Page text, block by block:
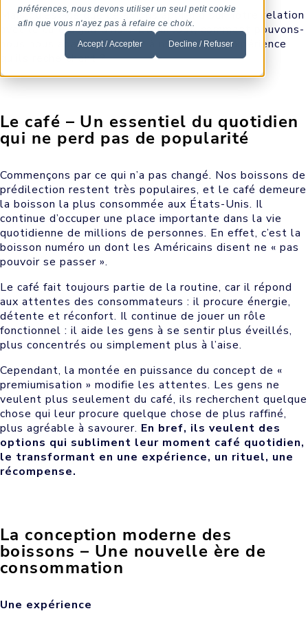
préférences, nous devons utiliser un seul petit cookie
afin que vous n'ayez pas à refaire ce choix.
Accept / Accepter Decline / Refuser
Mais qu’est-ce que cela nous apprend sur notre relation
avec le café aujourd’hui,? Et surtout, comment pouvons-
nous nous adapter et offrir à nos clients l’expérience
qu’ils recherchent ?
Le café – Un essentiel du quotidien
qui ne perd pas de popularité
Commençons par ce qui n’a pas changé. Nos boissons de
prédilection restent très populaires, et le café demeure
la boisson la plus consommée aux États-Unis. Il
continue d’occuper une place importante dans la vie
quotidienne de millions de personnes. En effet, c’est la
boisson numéro un dont les Américains disent ne « pas
pouvoir se passer ».
Le café fait toujours partie de la routine, car il répond
aux attentes des consommateurs : il procure énergie,
détente et réconfort. Il continue de jouer un rôle
fonctionnel : il aide les gens à se sentir plus éveillés,
plus concentrés ou simplement plus à l’aise.
Cependant, la montée en puissance du concept de «
premiumisation » modifie les attentes. Les gens ne
veulent plus seulement du café, ils recherchent quelque
chose qui leur procure quelque chose de plus raffiné,
plus agréable à savourer. En bref, ils veulent des
options qui subliment leur moment café quotidien,
le transformant en une expérience, un rituel, une
récompense.
La conception moderne des
boissons – Une nouvelle ère de
consommation
Une expérience